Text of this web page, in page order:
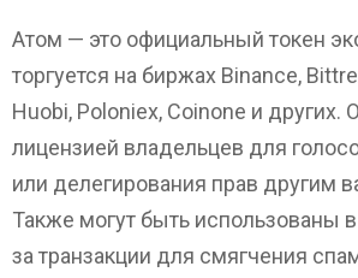
Атом — это официальный токен
торгуется на биржах Binance,
Huobi, Poloniex, Coinone и других.
лицензией владельцев для
или делегирования прав другим
Также могут быть использованы
за транзакции для смягчения